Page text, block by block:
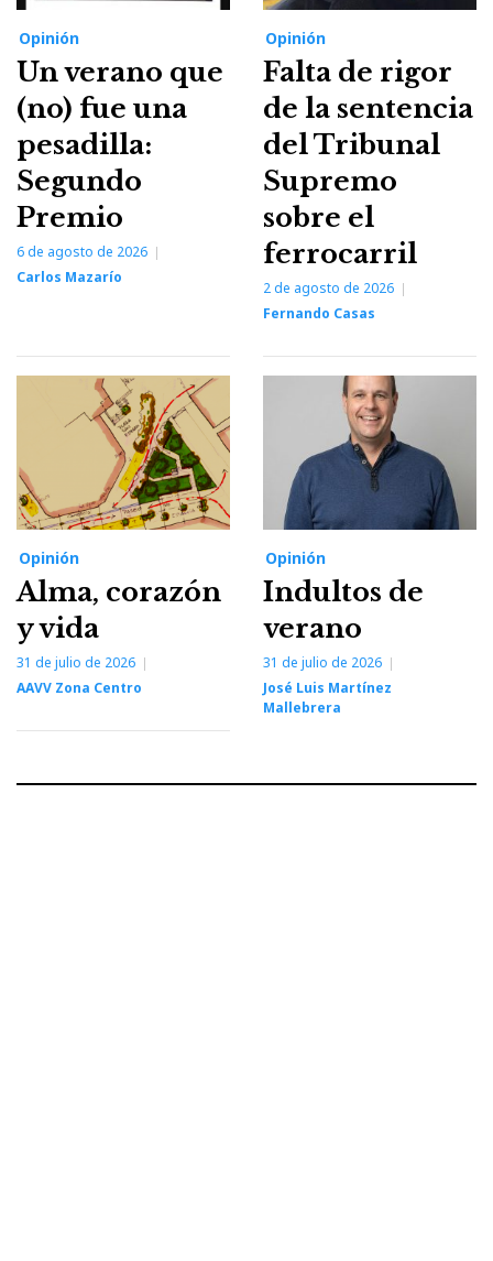
Opinión
Un verano que
(no) fue una
pesadilla:
Segundo
Premio
6 de agosto de 2026
Carlos Mazarío
Opinión
Falta de rigor
de la sentencia
del Tribunal
Supremo
sobre el
ferrocarril
2 de agosto de 2026
Fernando Casas
Opinión
Alma, corazón
y vida
31 de julio de 2026
AAVV Zona Centro
Opinión
Indultos de
verano
31 de julio de 2026
José Luis Martínez
Mallebrera